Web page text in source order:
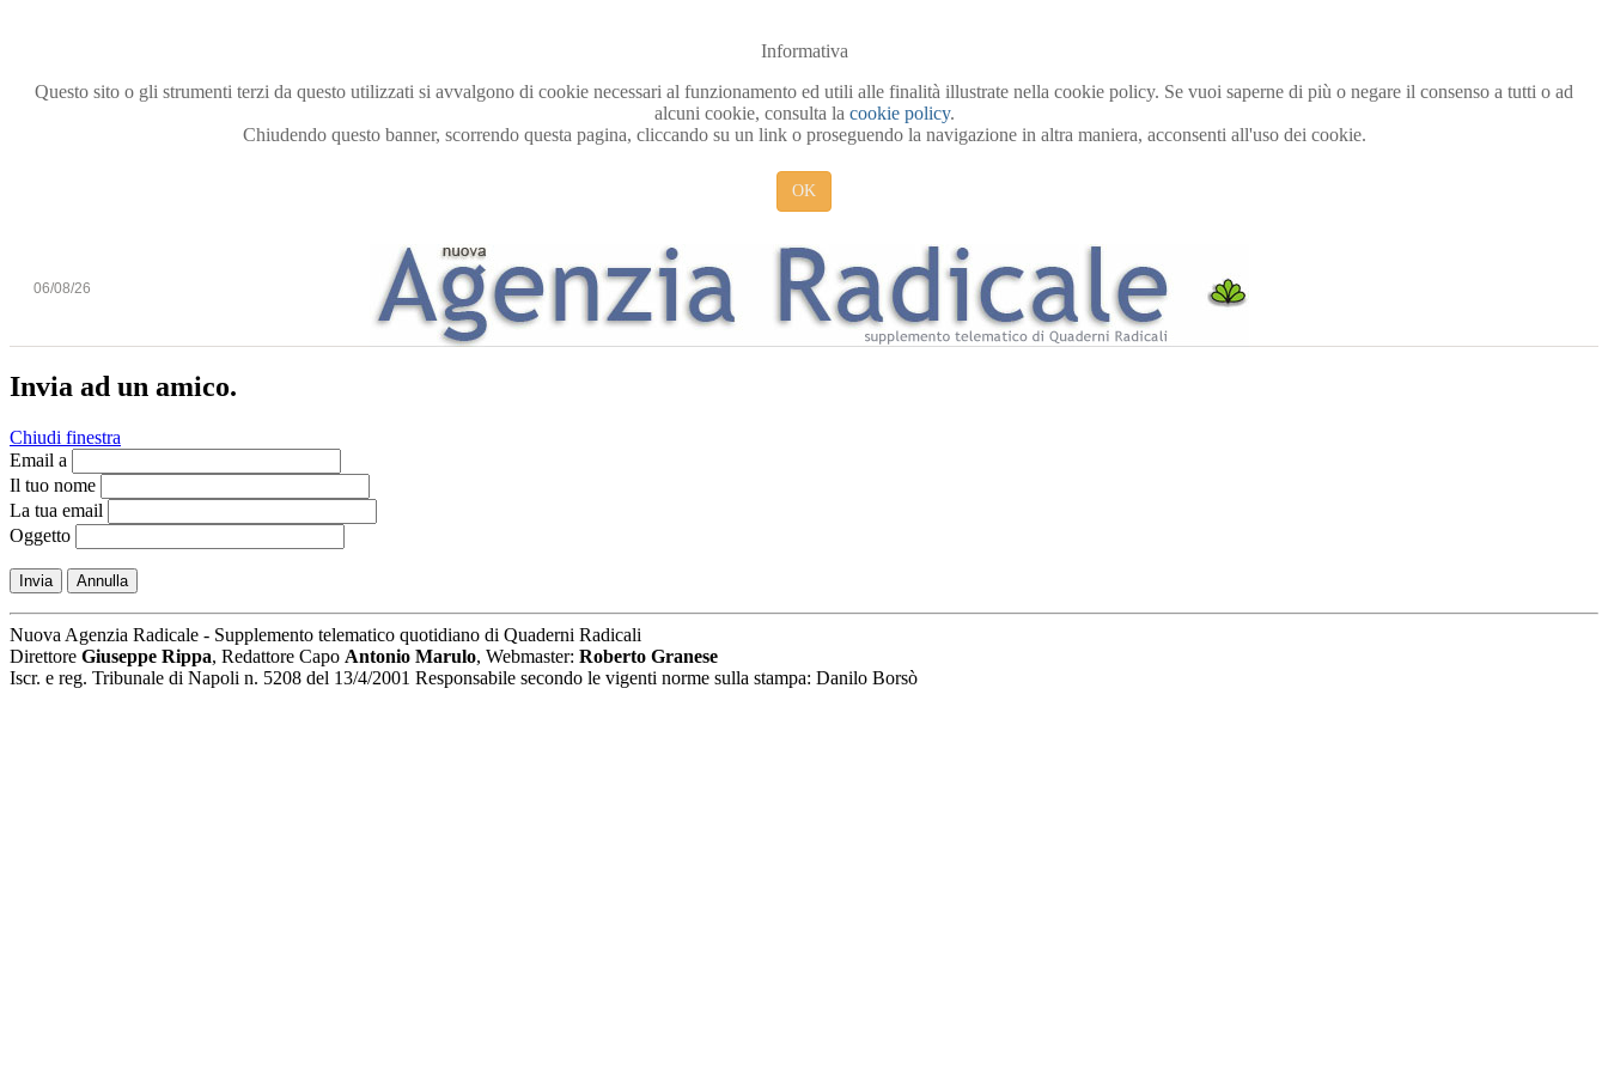
Informativa
Questo sito o gli strumenti terzi da questo utilizzati si avvalgono di cookie necessari al funzionamento ed utili alle finalità illustrate nella cookie policy. Se vuoi saperne di più o negare il consenso a tutti o ad
alcuni cookie, consulta la cookie policy.
Chiudendo questo banner, scorrendo questa pagina, cliccando su un link o proseguendo la navigazione in altra maniera, acconsenti all'uso dei cookie.
OK
06/08/26
Invia ad un amico.
Chiudi finestra
Email a
Il tuo nome
La tua email
Oggetto
Invia Annulla
Nuova Agenzia Radicale - Supplemento telematico quotidiano di Quaderni Radicali
Direttore Giuseppe Rippa, Redattore Capo Antonio Marulo, Webmaster: Roberto Granese
Iscr. e reg. Tribunale di Napoli n. 5208 del 13/4/2001 Responsabile secondo le vigenti norme sulla stampa: Danilo Borsò